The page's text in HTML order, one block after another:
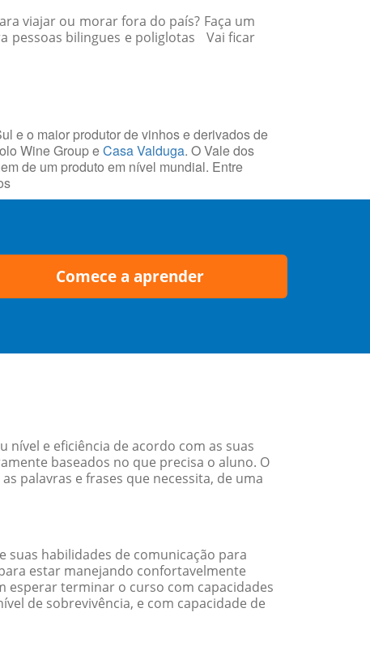
viajar ou morar fora do país? Faça um
pessoas bilingues e poliglotas Vai ficar
e o maior produtor de vinhos e derivados de
Wine Group eCasa Valduga. O Vale dos
de um produto em nível mundial. Entre
Comece a aprender
e eficiência de acordo com as suas
baseados no que precisa o aluno. O
palavras e frases que necessita, de uma
habilidades de comunicação para
estar manejando confortavelmente
esperar terminar o curso com capacidades
de sobrevivência, e com capacidade de